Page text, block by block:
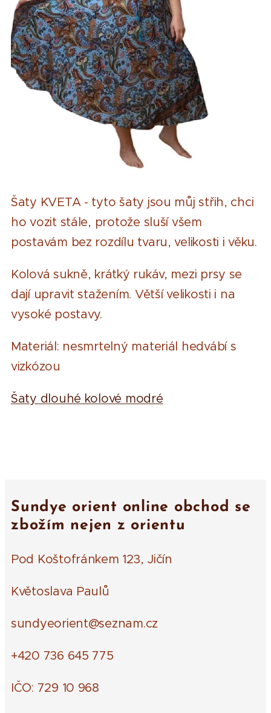
Šaty KVETA - tyto šaty jsou můj střih, chci
ho vozit stále, protože sluší všem
postavám bez rozdílu tvaru, velikosti i věku.
Kolová sukně, krátký rukáv, mezi prsy se
dají upravit stažením. Větší velikosti i na
vysoké postavy.
Materiál: nesmrtelný materiál hedvábí s
vizkózou
Šaty dlouhé kolové modré
Sundye orient online obchod se
zbožím nejen z orientu
Pod Koštofránkem 123, Jičín
Květoslava Paulů
sundyeorient@seznam.cz
+420 736 645 775
IČO: 729 10 968